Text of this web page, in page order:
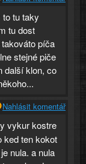
tu taky
tu dost
píča
stejné piče
další klon, co
Nahlásit komentář
vykur kostre
ked ten kokot
nula. a nula